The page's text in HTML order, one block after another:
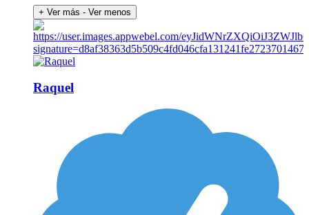
+ Ver más - Ver menos
Raquel